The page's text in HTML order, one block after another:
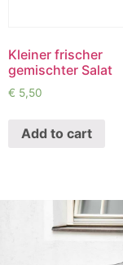
Kleiner frischer
gemischter Salat
€ 5,50
Add to cart